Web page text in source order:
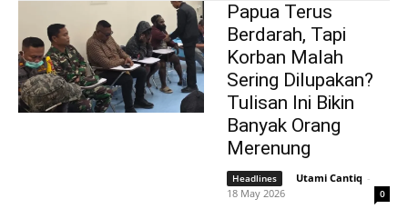
Papua Terus
Berdarah, Tapi
Korban Malah
Sering Dilupakan?
Tulisan Ini Bikin
Banyak Orang
Merenung
Headlines Utami Cantiq -
18 May 2026
0